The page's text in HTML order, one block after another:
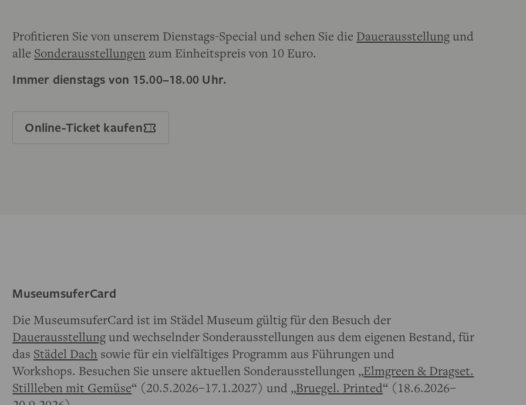
Profitieren Sie von unserem Dienstags-Special und sehen Sie die Dauerausstellungund
alle Sonderausstellungenzum Einheitspreis von 10 Euro.
Immer dienstags von 15.00–18.00 Uhr.
Online-Ticket kaufen
MuseumsuferCard
Die MuseumsuferCard ist im Städel Museum gültig für den Besuch der
Dauerausstellungund wechselnder Sonderausstellungen aus dem eigenen Bestand, für
das Städel Dach sowie für ein vielfältiges Programm aus Führungen und
Workshops. Besuchen Sie unsere aktuellen Sonderausstellungen „Elmgreen & Dragset.
Stillleben mit Gemüse“ (20.5.2026–17.1.2027) und „Bruegel. Printed“ (18.6.2026–